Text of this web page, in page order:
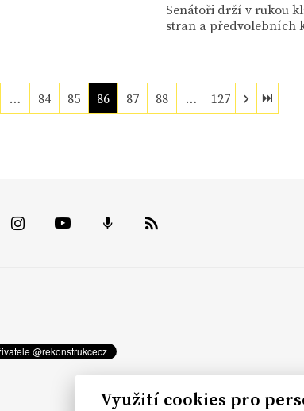
Senátoři drží v rukou
stran a předvolebních
… 84 85 86 87 88 … 127
Využití cookies pro